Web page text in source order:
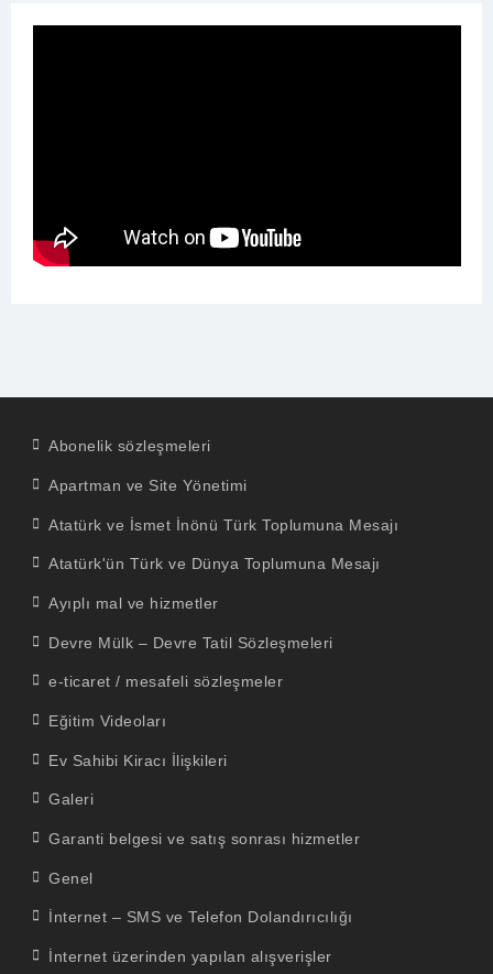
Abonelik sözleşmeleri
Apartman ve Site Yönetimi
Atatürk ve İsmet İnönü Türk Toplumuna Mesajı
Atatürk'ün Türk ve Dünya Toplumuna Mesajı
Ayıplı mal ve hizmetler
Devre Mülk – Devre Tatil Sözleşmeleri
e-ticaret / mesafeli sözleşmeler
Eğitim Videoları
Ev Sahibi Kiracı İlişkileri
Galeri
Garanti belgesi ve satış sonrası hizmetler
Genel
İnternet – SMS ve Telefon Dolandırıcılığı
İnternet üzerinden yapılan alışverişler